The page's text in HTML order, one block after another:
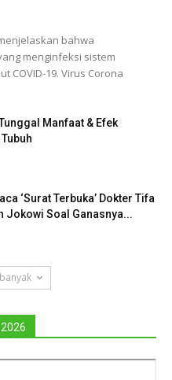
bahwa
menginfeksi sistem
COVID-19. Virus Corona
Manfaat & Efek
‘Surat Terbuka’ Dokter Tifa
Jokowi Soal Ganasnya...